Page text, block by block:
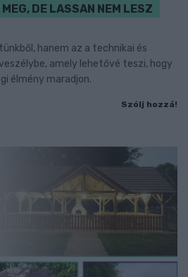
DE LASSAN NEM LESZ
hanem az a technikai és
amely lehetővé teszi, hogy
élmény maradjon.
Szólj hozzá!